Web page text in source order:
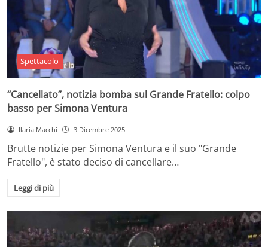
Spettacolo
“Cancellato”, notizia bomba sul Grande Fratello: colpo
basso per Simona Ventura
Ilaria Macchi 3 Dicembre 2025
Brutte notizie per Simona Ventura e il suo "Grande
Fratello", è stato deciso di cancellare…
Leggi di più